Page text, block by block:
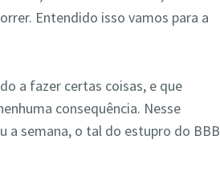
Entendido isso vamos para a
a fazer certas coisas, e que
consequência. Nesse
a semana, o tal do estupro do BBB